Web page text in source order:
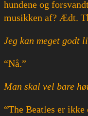
hundene og
musikken af? Ædt.
Jeg kan meget godt
“Nå.”
Man skal vel bare
“The Beatles er